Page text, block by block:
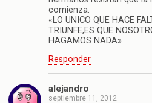
comienza.
«LO UNICO QUE HACE
TRIUNFE,ES QUE
HAGAMOS NADA»
Responder
alejandro
septiembre 11, 2012